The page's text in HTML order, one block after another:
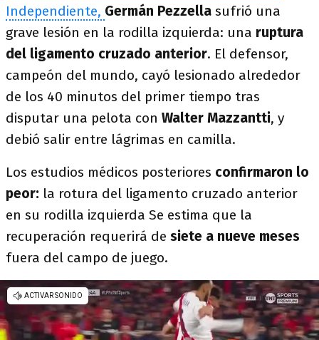
Independiente, Germán Pezzella sufrió una
grave lesión en la rodilla izquierda: una ruptura
del ligamento cruzado anterior. El defensor,
campeón del mundo, cayó lesionado alrededor
de los 40 minutos del primer tiempo tras
disputar una pelota con Walter Mazzantti, y
debió salir entre lágrimas en camilla.
Los estudios médicos posteriores confirmaron lo
peor: la rotura del ligamento cruzado anterior
en su rodilla izquierda Se estima que la
recuperación requerirá de siete a nueve meses
fuera del campo de juego.